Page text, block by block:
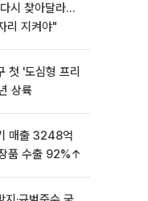
시 찾아달라…
리 지켜야"
첫 '도심형 프리
상륙
매출 3248억
품 수출 92%↑